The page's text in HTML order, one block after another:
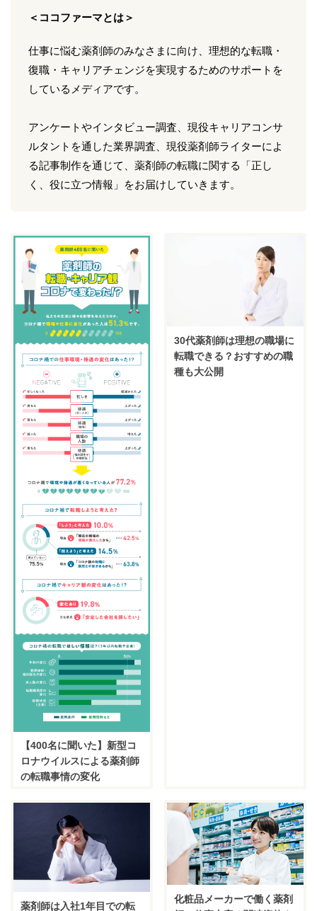
＜ココファーマとは＞
仕事に悩む薬剤師のみなさまに向け、理想的な転職・
復職・キャリアチェンジを実現するためのサポートを
しているメディアです。
アンケートやインタビュー調査、現役キャリアコンサ
ルタントを通した業界調査、現役薬剤師ライターによ
る記事制作を通じて、薬剤師の転職に関する「正し
く、役に立つ情報」をお届けしていきます。
【400名に聞いた】新型コ
ロナウイルスによる薬剤師
の転職事情の変化
30代薬剤師は理想の職場に
転職できる？おすすめの職
種も大公開
薬剤師は入社1年目での転
化粧品メーカーで働く薬剤